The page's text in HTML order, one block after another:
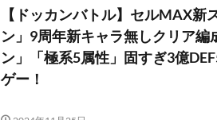
【ドッカンバトル】セルMAX新
ン」9周年新キャラ無しクリア
ン」「極系5属性」固すぎ3億
ゲー！